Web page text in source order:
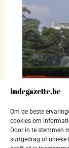
Om de beste
cookies om
Door in te stemmen
surfgedrag of unieke
Hamas en
28 juli 2026